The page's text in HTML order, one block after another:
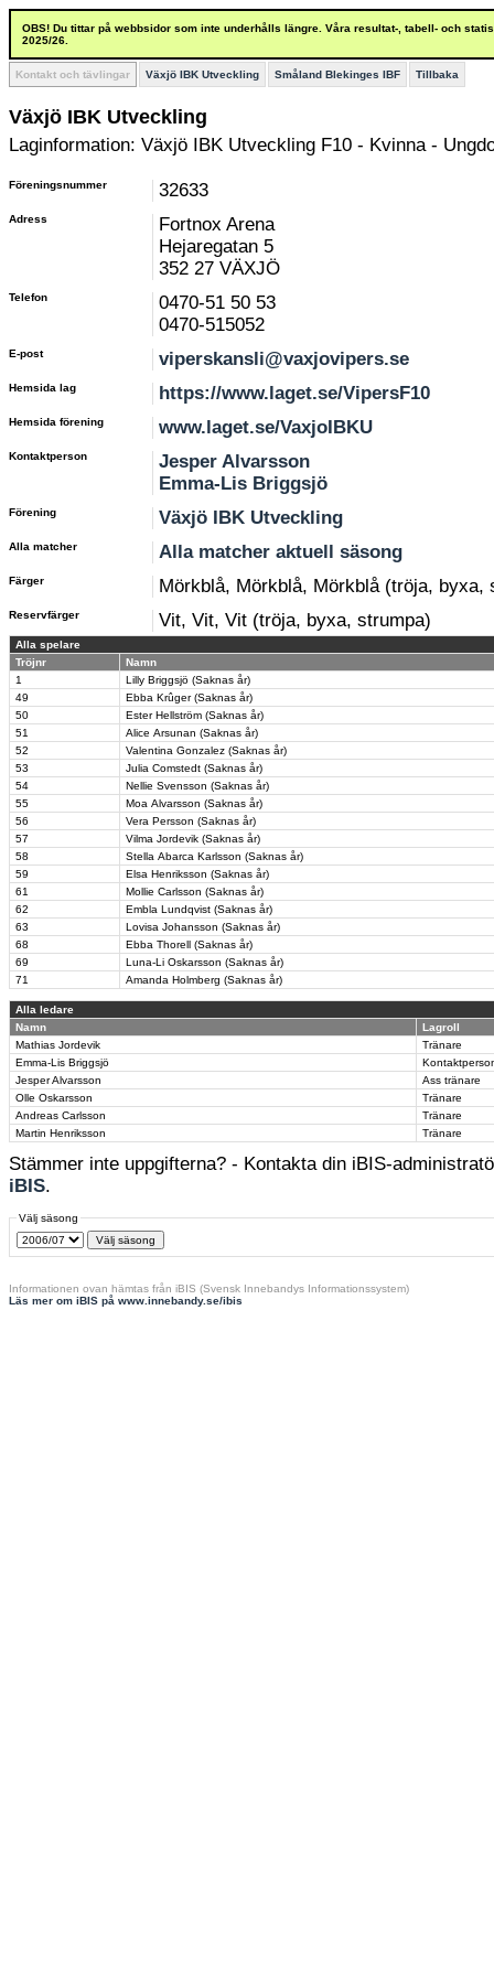
OBS! Du tittar på webbsidor som inte underhålls längre. Våra resultat-, tabell- och
2025/26.
Kontakt och tävlingar Växjö IBK Utveckling Småland Blekinges IBF Tillbaka
Växjö IBK Utveckling
Laginformation: Växjö IBK Utveckling F10 - Kvinna -
Föreningsnummer 32633
Adress
Fortnox Arena
Hejaregatan 5
352 27 VÄXJÖ
Telefon
0470-51 50 53
0470-515052
E-post viperskansli@vaxjovipers.se
Hemsida lag https://www.laget.se/VipersF10
Hemsida förening www.laget.se/VaxjoIBKU
Kontaktperson
Jesper Alvarsson
Emma-Lis Briggsjö
Förening Växjö IBK Utveckling
Alla matcher Alla matcher aktuell säsong
Färger Mörkblå, Mörkblå, Mörkblå (tröja, byxa,
Reservfärger Vit, Vit, Vit (tröja, byxa, strumpa)
Alla spelare
Tröjnr
Namn
1
Lilly Briggsjö (Saknas år)
49
Ebba Krûger (Saknas år)
50
Ester Hellström (Saknas år)
51
Alice Arsunan (Saknas år)
52
Valentina Gonzalez (Saknas år)
53
Julia Comstedt (Saknas år)
54
Nellie Svensson (Saknas år)
55
Moa Alvarsson (Saknas år)
56
Vera Persson (Saknas år)
57
Vilma Jordevik (Saknas år)
58
Stella Abarca Karlsson (Saknas år)
59
Elsa Henriksson (Saknas år)
61
Mollie Carlsson (Saknas år)
62
Embla Lundqvist (Saknas år)
63
Lovisa Johansson (Saknas år)
68
Ebba Thorell (Saknas år)
69
Luna-Li Oskarsson (Saknas år)
71
Amanda Holmberg (Saknas år)
Alla ledare
Namn
Lagroll
Mathias Jordevik
Tränare
Emma-Lis Briggsjö
Jesper Alvarsson
Ass tränare
Olle Oskarsson
Tränare
Andreas Carlsson
Tränare
Martin Henriksson
Tränare
Stämmer inte uppgifterna? - Kontakta din iBIS-
iBIS.
Välj säsong
Informationen ovan hämtas från iBIS (Svensk Innebandys Informationssystem)
Läs mer om iBIS på www.innebandy.se/ibis